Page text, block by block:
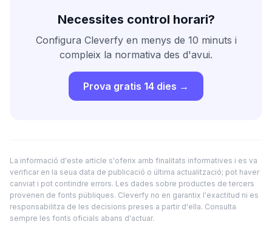
Necessites control horari?
Configura Cleverfy en menys de 10 minuts i
compleix la normativa des d'avui.
Prova gratis 14 dies →
La informació d'este article s'oferix amb finalitats informatives i es va
verificar en la seua data de publicació o última actualització; pot haver
canviat i pot contindre errors. Les dades sobre productes de tercers
provenen de fonts públiques. Cleverfy no en garantix l'exactitud ni es
responsabilitza de les decisions preses a partir d'ella. Consulta
sempre les fonts oficials abans d'actuar.